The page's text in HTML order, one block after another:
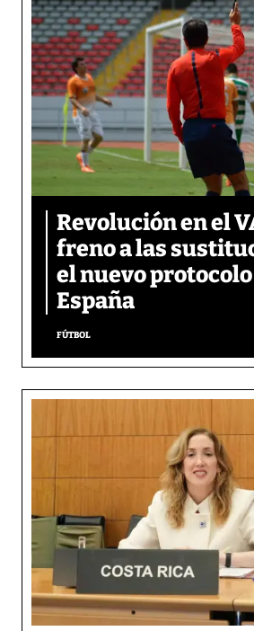
Revolución en el
freno a las
el nuevo
España
FÚTBOL